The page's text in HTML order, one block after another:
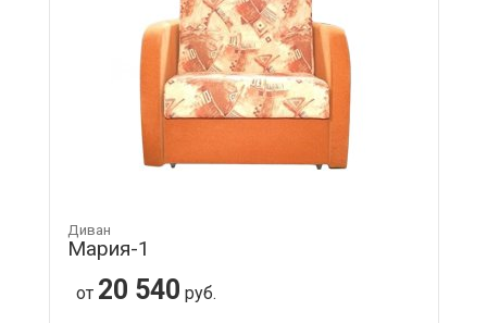
Диван
Мария-1
от 20 540 руб.